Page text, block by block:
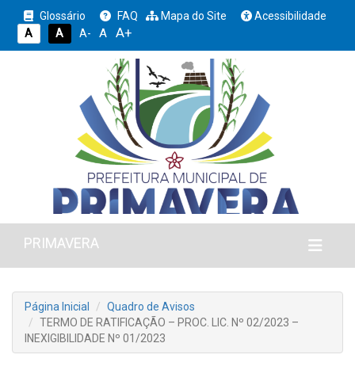
Glossário FAQ Mapa do Site
Acessibilidade
A
A A- A A+
PRIMAVERA
Página Inicial
Quadro de Avisos
TERMO DE RATIFICAÇÃO – PROC. LIC. Nº 02/2023 –
INEXIGIBILIDADE Nº 01/2023